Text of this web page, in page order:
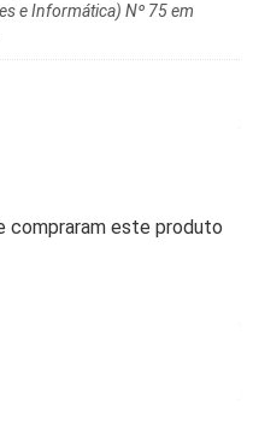
e Informática) Nº 75 em
compraram este produto